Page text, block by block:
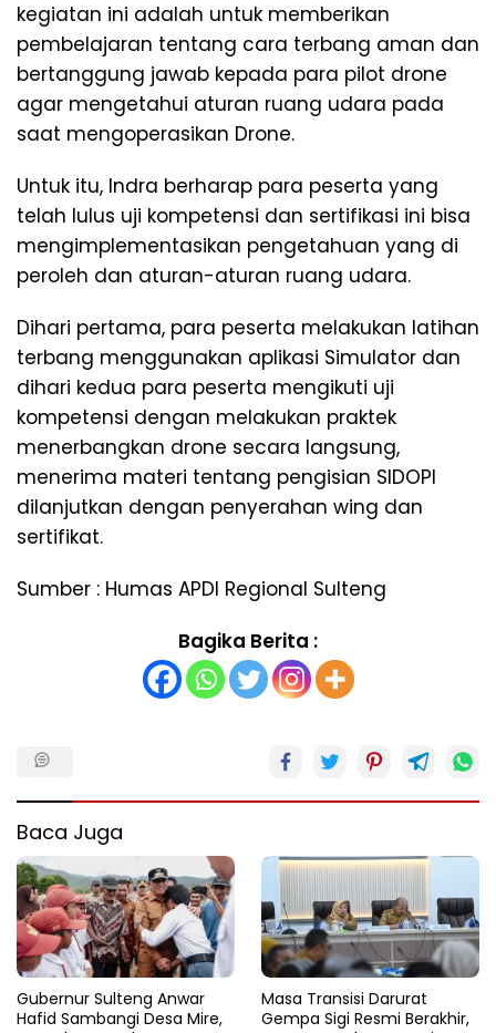
kegiatan ini adalah untuk memberikan
pembelajaran tentang cara terbang aman dan
bertanggung jawab kepada para pilot drone
agar mengetahui aturan ruang udara pada
saat mengoperasikan Drone.
Untuk itu, Indra berharap para peserta yang
telah lulus uji kompetensi dan sertifikasi ini bisa
mengimplementasikan pengetahuan yang di
peroleh dan aturan-aturan ruang udara.
Dihari pertama, para peserta melakukan latihan
terbang menggunakan aplikasi Simulator dan
dihari kedua para peserta mengikuti uji
kompetensi dengan melakukan praktek
menerbangkan drone secara langsung,
menerima materi tentang pengisian SIDOPI
dilanjutkan dengan penyerahan wing dan
sertifikat.
Sumber : Humas APDI Regional Sulteng
Bagika Berita :
Baca Juga
Gubernur Sulteng Anwar
Hafid Sambangi Desa Mire,
Masa Transisi Darurat
Gempa Sigi Resmi Berakhir,